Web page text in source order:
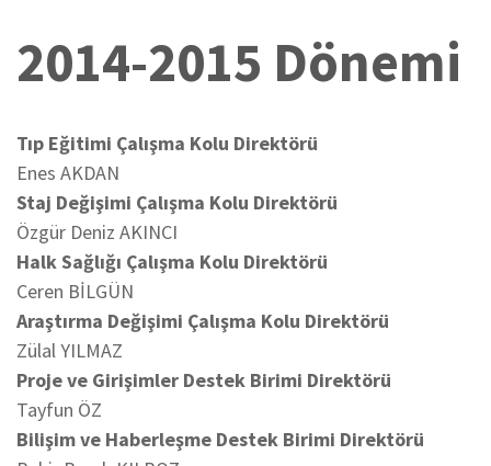
2014-2015 Dönemi
Tıp Eğitimi Çalışma Kolu Direktörü
Enes AKDAN
Staj Değişimi Çalışma Kolu Direktörü
Özgür Deniz AKINCI
Halk Sağlığı Çalışma Kolu Direktörü
Ceren BİLGÜN
Araştırma Değişimi Çalışma Kolu Direktörü
Zülal YILMAZ
Proje ve Girişimler Destek Birimi Direktörü
Tayfun ÖZ
Bilişim ve Haberleşme Destek Birimi Direktörü